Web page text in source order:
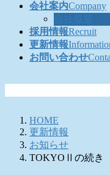
会社案内Company
採用情報Recruit
更新情報
お問い合わせ
HOME
更新情報
お知らせ
TOKYOⅡの続き